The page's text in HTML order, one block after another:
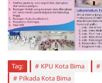
Tag: KPU Kota Bima
Pilkada Kota Bima